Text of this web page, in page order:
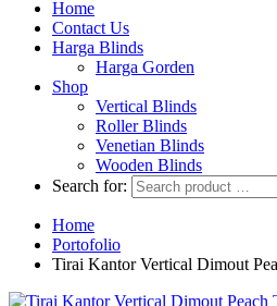
Home
Contact Us
Harga Blinds
Harga Gorden
Shop
Vertical Blinds
Roller Blinds
Venetian Blinds
Wooden Blinds
Search for:
Home
Portofolio
Tirai Kantor Vertical Dimout